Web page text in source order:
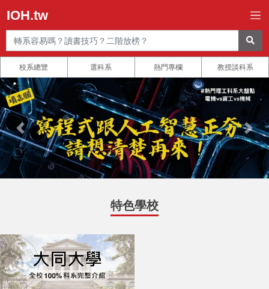
IOH.tw
校系總覽 選科系 熱門專欄 教授談科系
特色學校